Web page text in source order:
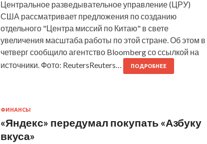
Центральное разведывательное управление (ЦРУ)
США рассматривает предложения по созданию
отдельного "Центра миссий по Китаю" в свете
увеличения масштаба работы по этой стране. Об этом в
четверг сообщило агентство Bloomberg со ссылкой на
источники. Фото: ReutersReuters…
ПОДРОБНЕЕ
ФИНАНСЫ
«Яндекс» передумал покупать «Азбуку
вкуса»